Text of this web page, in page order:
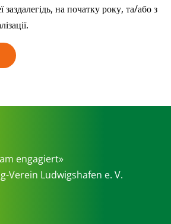
заздалегідь, на початку року, та/або з
engagiert»
Verein Ludwigshafen e. V.